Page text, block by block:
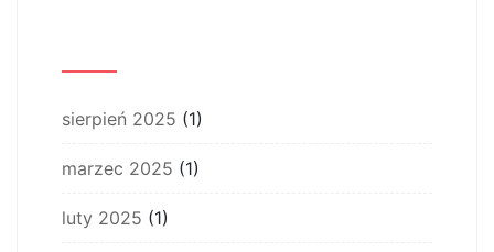
sierpień 2025 (1)
marzec 2025 (1)
luty 2025 (1)